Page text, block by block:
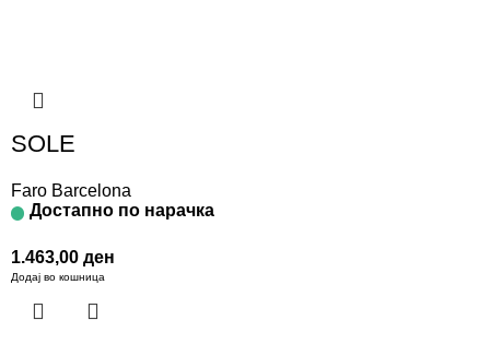
SOLE
Faro Barcelona
Достапно по нарачка
1.463,00 ден
Додај во кошница